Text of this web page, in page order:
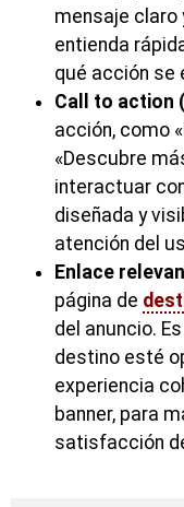
mensaje claro
entienda
qué acción se
Call to action
acción, como
«Descubre
interactuar
diseñada y
atención del
Enlace
página de
del anuncio.
destino esté
experiencia
banner, para
satisfacción